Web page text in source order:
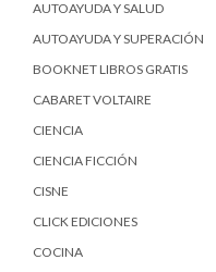
AUTOAYUDA Y SALUD
AUTOAYUDA Y SUPERACIÓN
BOOKNET LIBROS GRATIS
CABARET VOLTAIRE
CIENCIA
CIENCIA FICCIÓN
CISNE
CLICK EDICIONES
COCINA